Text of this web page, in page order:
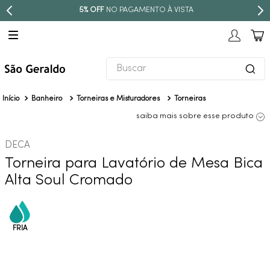
PARCELE EM ATÉ
Buscar
Banheiro Torneiras e Misturadores Torneiras
saiba mais sobre esse produto
DECA
Torneira para Lavatório de Mesa Bica
Alta Soul Cromado
TERMOS MAIS BUSCADOS
4º
atlas
6º